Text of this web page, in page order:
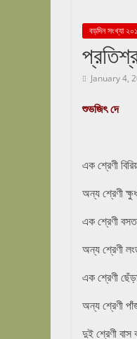
বড়দিন সংখ্যা
January 4,
শুভজিৎ দে
এক শ্রেণী
অন্য শ্রেণী
এক শ্রেণী
অন্য শ্রেণী
এক শ্রেণী
অন্য শ্রেণী
দুই শ্রেণী